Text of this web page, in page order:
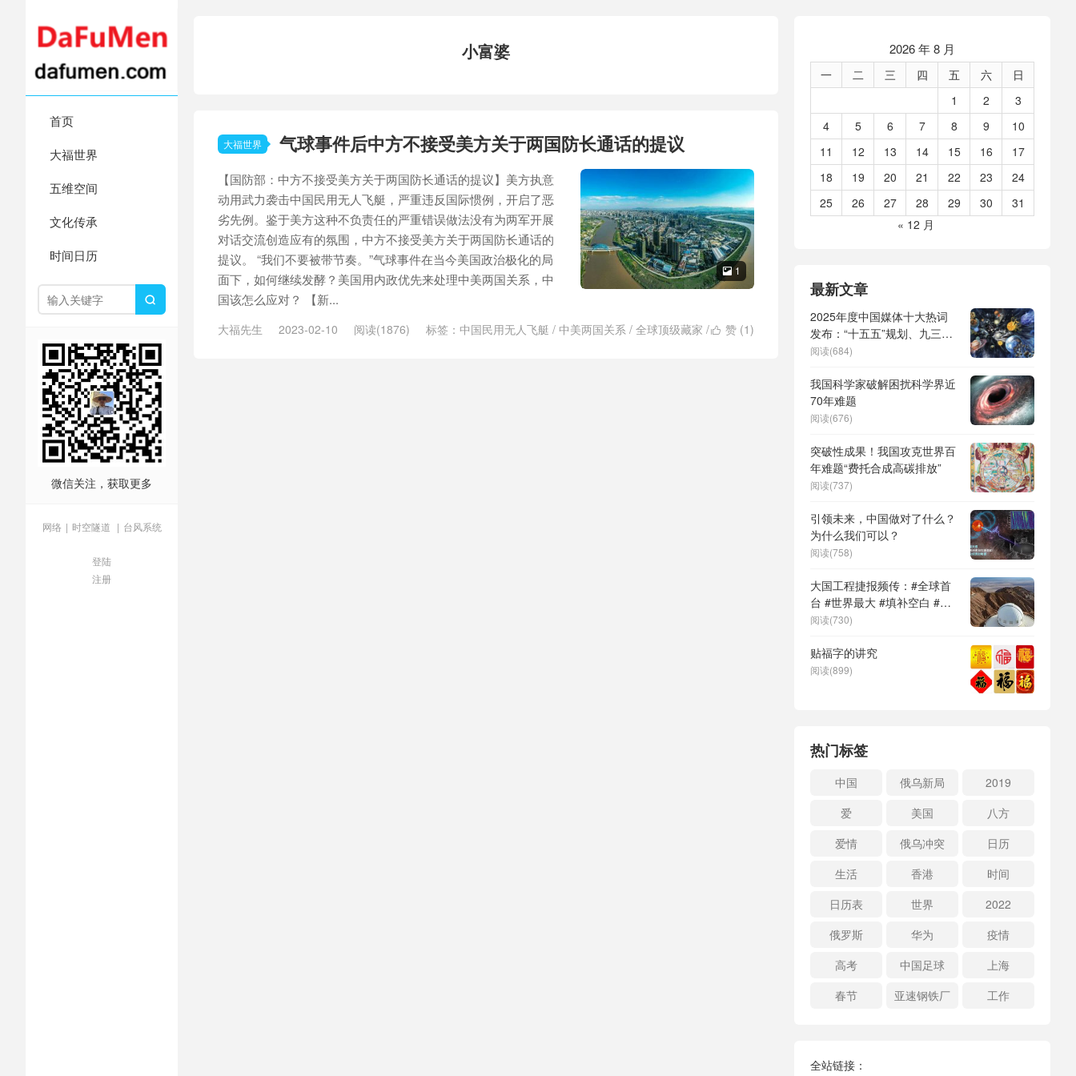
首页
大福世界
五维空间
文化传承
时间日历

微信关注，获取更多
网络 | 时空隧道 | 台风系统
登陆
注册
小富婆
大福世界 气球事件后中方不接受美方关于两国防长通话的提议
 1
【国防部：中方不接受美方关于两国防长通话的提议】美方执意
动用武力袭击中国民用无人飞艇，严重违反国际惯例，开启了恶
劣先例。鉴于美方这种不负责任的严重错误做法没有为两军开展
对话交流创造应有的氛围，中方不接受美方关于两国防长通话的
提议。 “我们不要被带节奏。”气球事件在当今美国政治极化的局
面下，如何继续发酵？美国用内政优先来处理中美两国关系，中
国该怎么应对？ 【新...
 赞 (1)
大福先生 2023-02-10 阅读(1876) 标签： 中国民用无人飞艇 / 中美两国关系 / 全球顶级藏家 /
2026 年 8 月
一 二 三 四 五 六
日
1
2
3
4
5 6 7 8 9
10
11
12 13 14 15 16
17
18
19 20 21 22 23
24
25
26 27 28 29 30
31
« 12 月
最新文章
2025年度中国媒体十大热词
发布：“十五五”规划、九三阅
兵、全球治理倡议、
形机器人、苏超、票根经济、
育儿补贴、科学素养、网络生
态治理
阅读(684)
我国科学家破解困扰科学界近
70年难题
阅读(676)
突破性成果！我国攻克世界百
年难题“费托合成高碳排放”
阅读(737)
引领未来，中国做对了什么？
为什么我们可以？
阅读(758)
大国工程捷报频传：#全球首
台 #世界最大 #填补空白 #突
破关键节点
阅读(730)
贴福字的讲究
阅读(899)
热门标签
中国 俄乌新局
2019
爱
美国
八方
爱情
俄乌冲突
日历
生活
香港
时间
日历表
世界
2022
俄罗斯
华为
疫情
高考
中国足球
上海
春节
亚速钢铁厂 工作
全站链接：